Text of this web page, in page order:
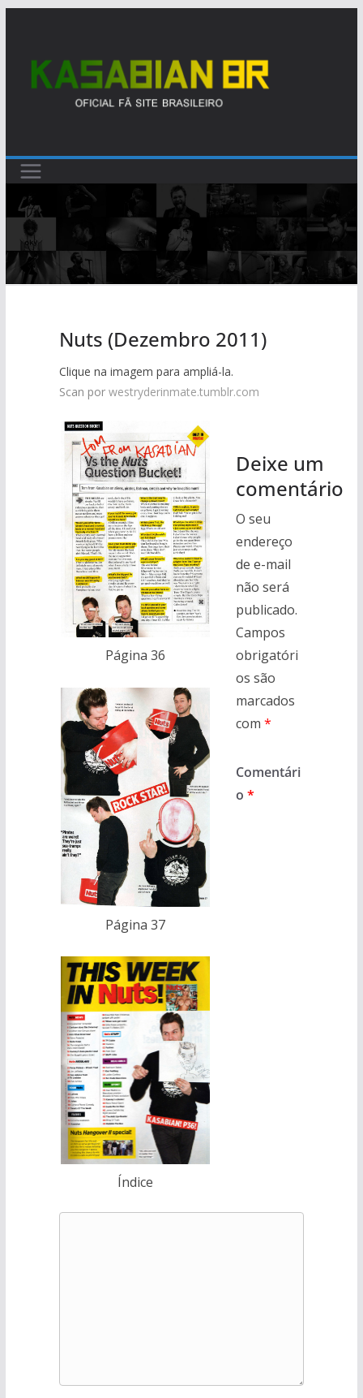
conteúdo
Nuts (Dezembro 2011)
Clique na imagem para ampliá-la.
Scan por westryderinmate.tumblr.com
Página 36
Página 37
Índice
Deixe um
comentário
O seu
endereço
de e-mail
não será
publicado.
Campos
obrigatóri
os são
marcados
com *
Comentári
o *